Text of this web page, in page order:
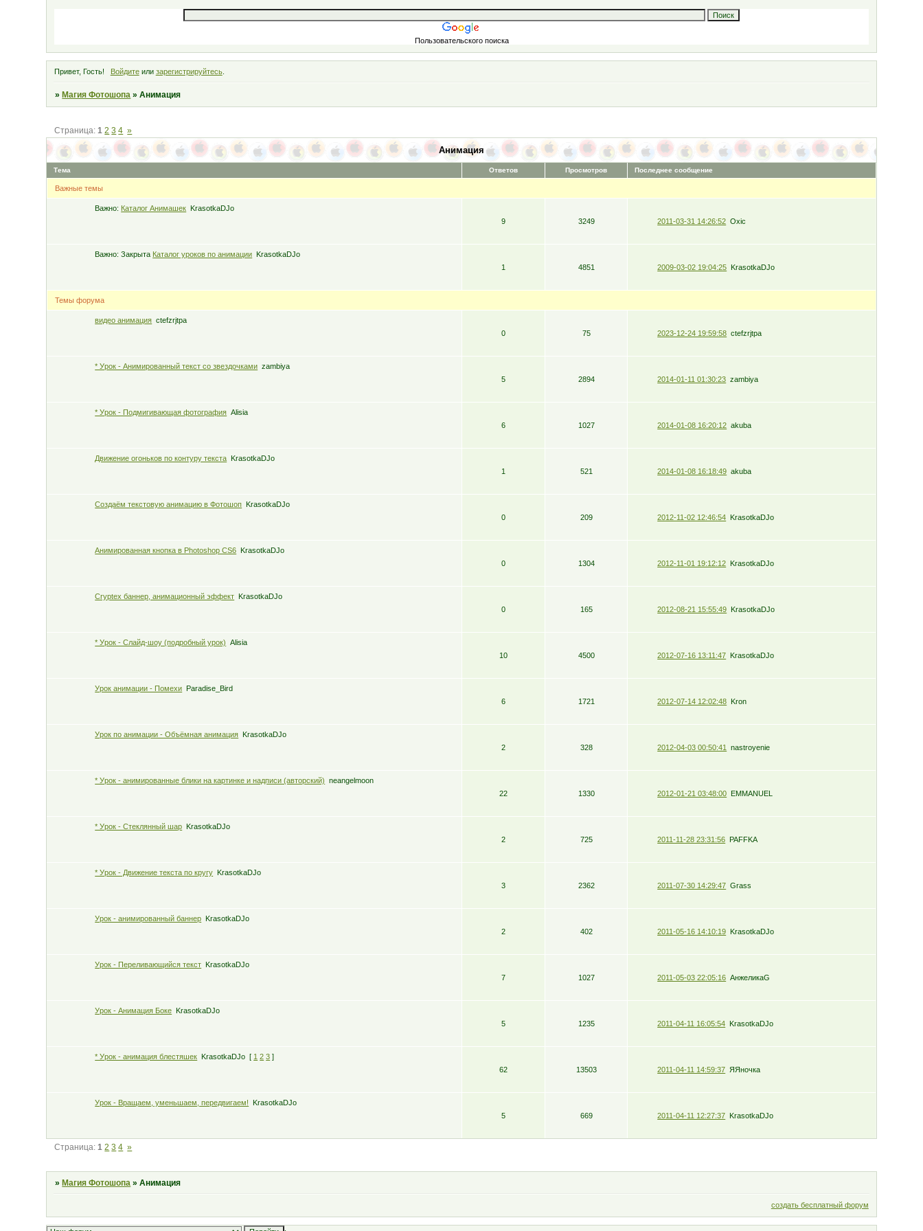
Пользовательского поиска
Привет, Гость! Войдитеили зарегистрируйтесь.
» Магия Фотошопа »Анимация
Анимация
Страница: 1 2 3 4 »
Тема Ответов Просмотров Последнее сообщение
Важные темы
Важно: Каталог Анимашек KrasotkaDJo
9
3249 2011-03-31 14:26:52 Oxic
Важно: Закрыта Каталог уроков по анимации KrasotkaDJo
1
4851 2009-03-02 19:04:25 KrasotkaDJo
Темы форума
видео анимация ctefzrjtpa
0
75 2023-12-24 19:59:58 ctefzrjtpa
* Урок - Анимированный текст со звездочками zambiya
5
2894 2014-01-11 01:30:23 zambiya
* Урок - Подмигивающая фотография Alisia
6
1027 2014-01-08 16:20:12 akuba
Движение огоньков по контуру текста KrasotkaDJo
1
521 2014-01-08 16:18:49 akuba
Создаём текстовую анимацию в Фотошоп KrasotkaDJo
0
209 2012-11-02 12:46:54 KrasotkaDJo
Анимированная кнопка в Photoshop CS6 KrasotkaDJo
0
1304 2012-11-01 19:12:12 KrasotkaDJo
Сryptex баннер, анимационный эффект KrasotkaDJo
0
165 2012-08-21 15:55:49 KrasotkaDJo
* Урок - Слайд-шоу (подробный урок)
Alisia
10
4500 2012-07-16 13:11:47 KrasotkaDJo
Урок анимации - Помехи Paradise_Bird
6
1721 2012-07-14 12:02:48 Kron
Урок по анимации - Объёмная анимация KrasotkaDJo
2
328 2012-04-03 00:50:41 nastroyenie
* Урок - анимированные блики на картинке и надписи (авторский)
neangelmoon
22
1330 2012-01-21 03:48:00 EMMANUEL
* Урок - Стеклянный шар KrasotkaDJo
2
725 2011-11-28 23:31:56 PAFFKA
* Урок - Движение текста по кругу KrasotkaDJo
3
2362 2011-07-30 14:29:47 Grass
Урок - анимированный баннер KrasotkaDJo
2
402 2011-05-16 14:10:19 KrasotkaDJo
Урок - Переливающийся текст KrasotkaDJo
7
1027 2011-05-03 22:05:16 АнжеликаG
Урок - Анимация Боке KrasotkaDJo
5
1235 2011-04-11 16:05:54 KrasotkaDJo
* Урок - анимация блестяшек KrasotkaDJo [ 1 2 3 ]
62
13503 2011-04-11 14:59:37 ЯЯночка
Урок - Вращаем, уменьшаем, передвигаем!
KrasotkaDJo
5
669 2011-04-11 12:27:37 KrasotkaDJo
Страница: 1 2 3 4 »
» Магия Фотошопа »Анимация
создать бесплатный форум